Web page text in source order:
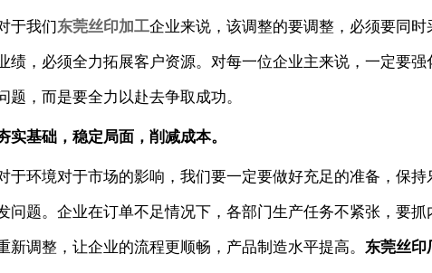
于我们东莞丝印加工企业来说，该调整的要调整，必须要同
绩，必须全力拓展客户资源。对每一位企业主来说，一定要
题，而是要全力以赴去争取成功。
实基础，稳定局面，削减成本。
于环境对于市场的影响，我们要一定要做好充足的准备，保
问题。企业在订单不足情况下，各部门生产任务不紧张，要
新调整，让企业的流程更顺畅，产品制造水平提高。 东莞丝印